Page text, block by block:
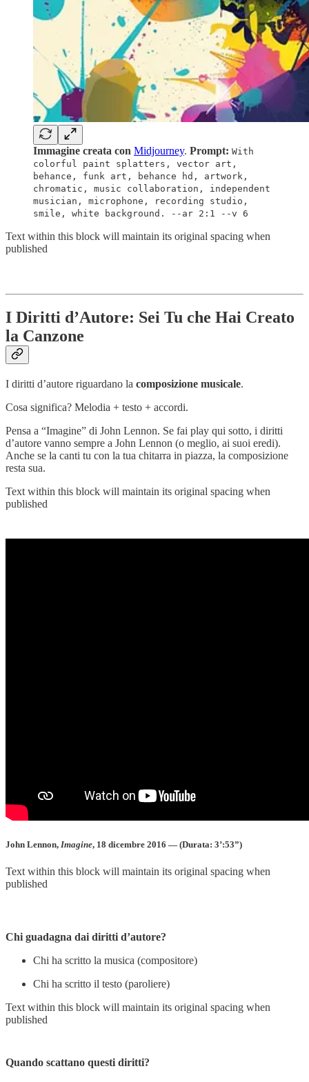
Immagine creata con Midjourney. Prompt: With
colorful paint splatters, vector art,
behance, funk art, behance hd, artwork,
chromatic, music collaboration, independent
musician, microphone, recording studio,
smile, white background. --ar 2:1 --v 6
Text within this block will maintain its original spacing when
published
I Diritti d’Autore: Sei Tu che Hai Creato
la Canzone
I diritti d’autore riguardano la composizione musicale.
Cosa significa? Melodia + testo + accordi.
Pensa a “Imagine” di John Lennon. Se fai play qui sotto, i diritti
d’autore vanno sempre a John Lennon (o meglio, ai suoi eredi).
Anche se la canti tu con la tua chitarra in piazza, la composizione
resta sua.
Text within this block will maintain its original spacing when
published
John Lennon, Imagine, 18 dicembre 2016 — (Durata: 3’:53”)
Text within this block will maintain its original spacing when
published
Chi guadagna dai diritti d’autore?
Chi ha scritto la musica (compositore)
Chi ha scritto il testo (paroliere)
Text within this block will maintain its original spacing when
published
Quando scattano questi diritti?